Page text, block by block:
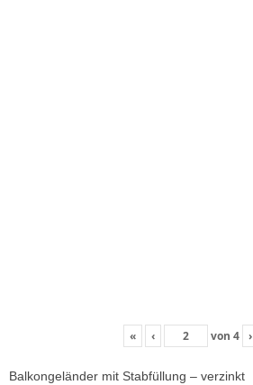
« ‹ von 4 ›
Balkongeländer mit Stabfüllung – verzinkt